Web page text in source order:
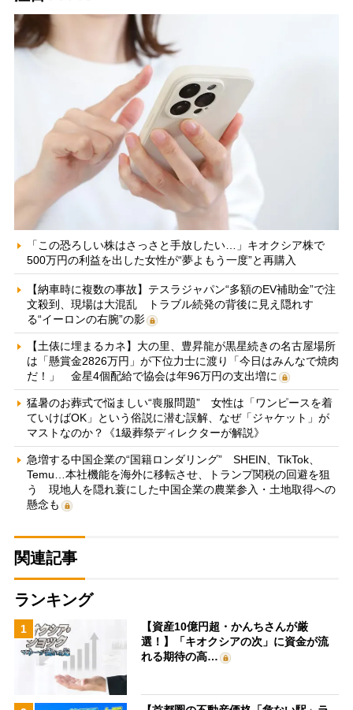
「この恐ろしい株はさっさと手放したい…」キオクシア株で
500万円の利益を出した女性が“夢よもう一度”と再購入
【納車時に複数の事故】テスラジャパン“多額のEV補助金”で注
文殺到、現場は大混乱 トラブル続発の背後に見え隠れす
る“イーロンの右腕”の影
【土俵に埋まるカネ】大の里、豊昇龍が黒星続きの名古屋場所
は「懸賞金2826万円」が下位力士に渡り「今日はみんなで焼肉
だ！」 金星4個配給で協会は年96万円の支出増に
猛暑のお葬式で悩ましい“喪服問題” 女性は「ワンピースを着
ていけばOK」という俗説に潜む誤解、なぜ「ジャケット」が
マストなのか？《1級葬祭ディレクターが解説》
急増する中国企業の“国籍ロンダリング” SHEIN、TikTok、
Temu…本社機能を海外に移転させ、トランプ関税の回避を狙
う 現地人を隠れ蓑にした中国企業の農業参入・土地取得への
懸念も
関連記事
ランキング
1
【資産10億円超・かんちさんが厳
選！】「キオクシアの次」に資金が流
れる期待の高…